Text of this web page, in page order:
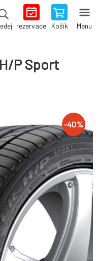
rezervace Košík Menu
P Sport
-40%